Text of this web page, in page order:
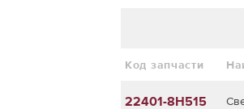
Код запчасти
22401-8H515